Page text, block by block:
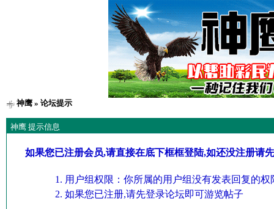
神鹰» 论坛提示
神鹰 提示信息
如果您已注册会员,请直接在底下框框登陆,如还没注册请
用户组权限：你所属的用户组没有发表回复的权
如果您已注册,请先登录论坛即可游览帖子